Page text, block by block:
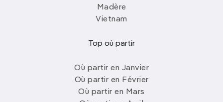
Madère
Vietnam
Top où partir
Où partir en Janvier
Où partir en Février
Où partir en Mars